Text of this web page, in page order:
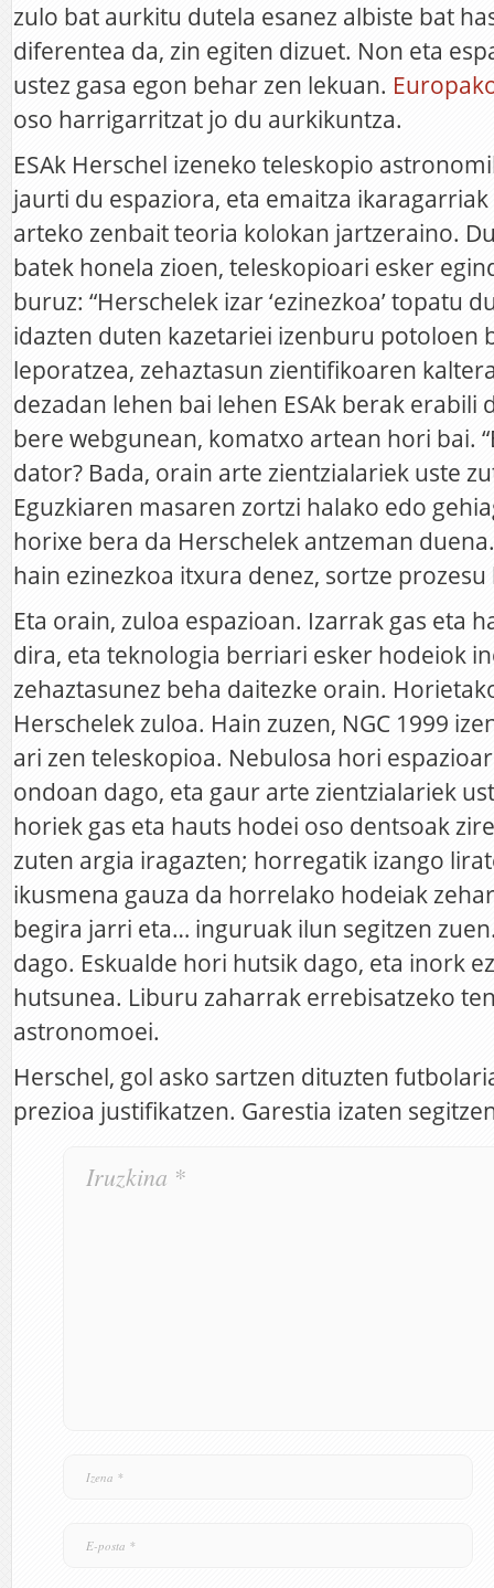
zulo bat aurkitu dutela esanez albiste bat
diferentea da, zin egiten dizuet. Non eta
ustez gasa egon behar zen lekuan.
oso harrigarritzat jo du aurkikuntza.
ESAk Herschel izeneko teleskopio
jaurti du espaziora, eta emaitza
arteko zenbait teoria kolokan jartzeraino.
batek honela zioen, teleskopioari esker
buruz: “Herschelek izar ‘ezinezkoa’ topatu
idazten duten kazetariei izenburu potoloen
leporatzea, zehaztasun zientifikoaren
dezadan lehen bai lehen ESAk berak erabili
bere webgunean, komatxo artean hori bai.
dator? Bada, orain arte zientzialariek uste
Eguzkiaren masaren zortzi halako edo
horixe bera da Herschelek antzeman
hain ezinezkoa itxura denez, sortze
Eta orain, zuloa espazioan. Izarrak gas eta
dira, eta teknologia berriari esker hodeiok
zehaztasunez beha daitezke orain.
Herschelek zuloa. Hain zuzen, NGC 1999
ari zen teleskopioa. Nebulosa hori
ondoan dago, eta gaur arte zientzialariek
horiek gas eta hauts hodei oso dentsoak
zuten argia iragazten; horregatik izango
ikusmena gauza da horrelako hodeiak
begira jarri eta… inguruak ilun segitzen
dago. Eskualde hori hutsik dago, eta inork
hutsunea. Liburu zaharrak errebisatzeko
astronomoei.
Herschel, gol asko sartzen dituzten
prezioa justifikatzen. Garestia izaten